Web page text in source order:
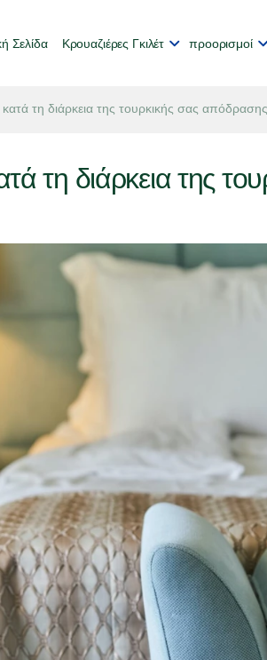
Σελίδα Κρουαζιέρες Γκιλέτ προορισμοί
κατά τη διάρκεια της τουρκικής σας απόδρασης
τη διάρκεια της